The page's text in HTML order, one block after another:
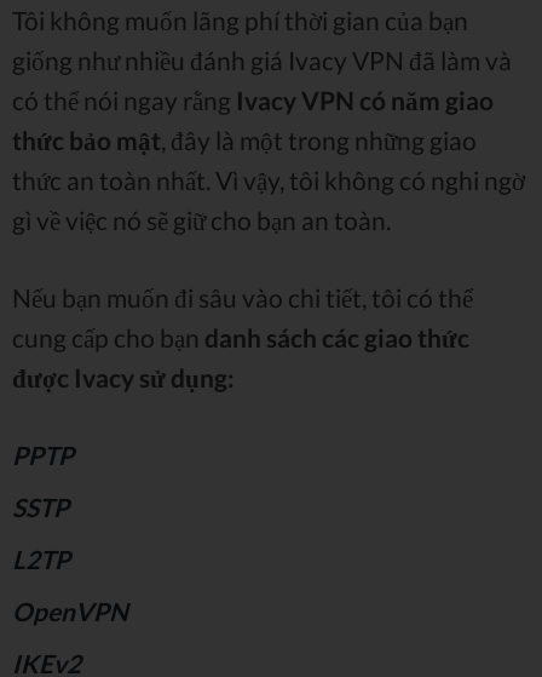
Tôi không muốn lãng phí thời gian của bạn
giống như nhiều đánh giá Ivacy VPN đã làm và
có thể nói ngay rằng Ivacy VPN có năm giao
thức bảo mật , đây là một trong những giao
thức an toàn nhất. Vì vậy, tôi không có nghi ngờ
gì về việc nó sẽ giữ cho bạn an toàn.
Nếu bạn muốn đi sâu vào chi tiết, tôi có thể
cung cấp cho bạn danh sách các giao thức
được Ivacy sử dụng:
PPTP
SSTP
L2TP
OpenVPN
IKEv2